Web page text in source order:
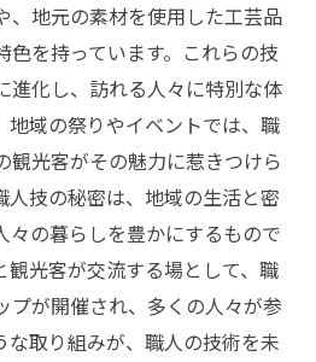
ぐ地域のコミュニティ
地域ブランドの強化
決する職人たちの取り組み
地域の未来創造
、地元の素材を使用した工芸品
色を持っています。これらの技
進化し、訪れる人々に特別な体
地域の祭りやイベントでは、職
観光客がその魅力に惹きつけら
人技の秘密は、地域の生活と密
々の暮らしを豊かにするもので
観光客が交流する場として、職
プが開催され、多くの人々が参
な取り組みが、職人の技術を未